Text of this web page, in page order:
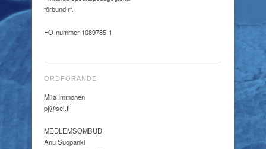
förbund rf.
FO-nummer 1089785-1
ORDFÖRANDE
Miia Immonen
pj@sel.fi
MEDLEMSOMBUD
Anu Suopanki